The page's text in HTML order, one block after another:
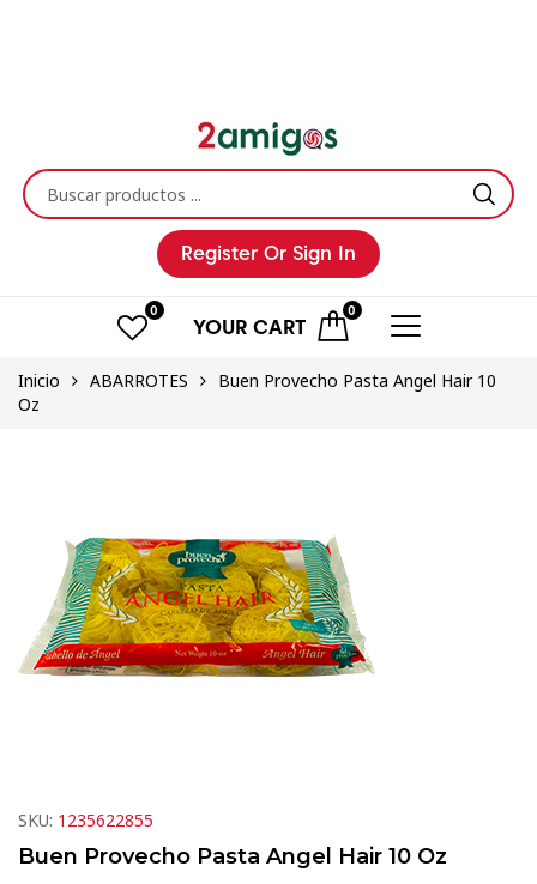
Register Or Sign In
0 0
YOUR CART
Inicio ABARROTES
Buen Provecho Pasta Angel Hair 10
Oz
SKU: 1235622855
Buen Provecho Pasta Angel Hair 10 Oz